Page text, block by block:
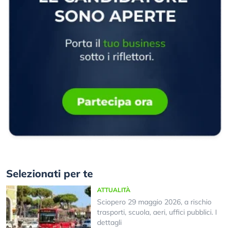
Selezionati per te
ATTUALITÀ
Sciopero 29 maggio 2026, a rischio
trasporti, scuola, aeri, uffici pubblici. I
dettagli